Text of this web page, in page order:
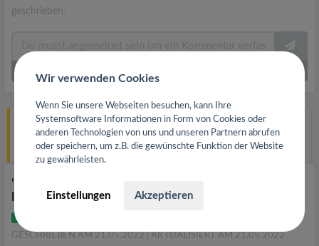
geschrieben.
Bernie-BohatParkrestaurant Spindelmann
45326 Essen bewertet.
vor 4 Jahren
"Sehr gutes Restaurant mit sehr leckeren
kroatischen + internationalen Speisen"
GESCHRIEBEN AM 21.05.2022 | AKTUALISIERT AM 21.05.2022
Wir verwenden Cookies
Wenn Sie unsere Webseiten besuchen, kann Ihre
Systemsoftware Informationen in Form von Cookies oder
anderen Technologien von uns und unseren Partnern abrufen
oder speichern, um z.B. die gewünschte Funktion der Website
zu gewährleisten.
Einstellungen Akzeptieren